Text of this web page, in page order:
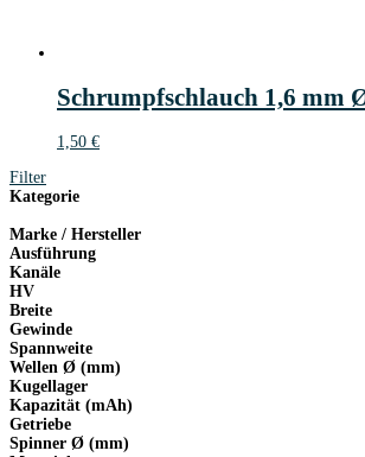
Schrumpfschlauch 1,6 mm
1,50 €
Filter
Kategorie
Marke / Hersteller
Ausführung
Kanäle
HV
Breite
Gewinde
Spannweite
Wellen Ø (mm)
Kugellager
Kapazität (mAh)
Getriebe
Spinner Ø (mm)